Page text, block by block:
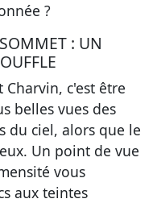
?
: UN
c'est être
belles vues des
du ciel, alors que le
Un point de vue
vous
aux teintes